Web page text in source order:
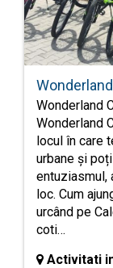
Wonderland
Wonderland
locul în care
urbane și
entuziasmul,
loc. Cum
urcând pe
coti…
Activitati